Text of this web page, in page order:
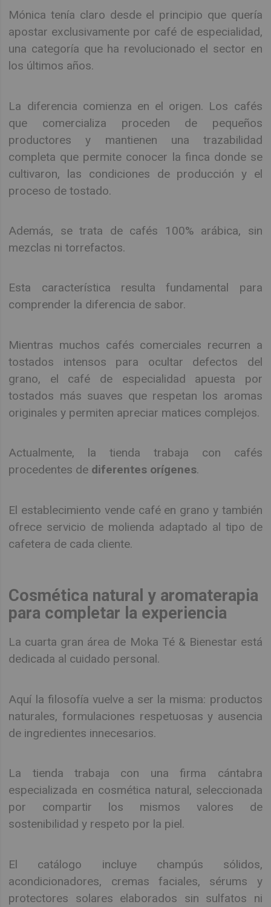
Mónica tenía claro desde el principio que quería
apostar exclusivamente por café de especialidad,
una categoría que ha revolucionado el sector en
los últimos años.
La diferencia comienza en el origen. Los cafés
que comercializa proceden de pequeños
productores y mantienen una trazabilidad
completa que permite conocer la finca donde se
cultivaron, las condiciones de producción y el
proceso de tostado.
Además, se trata de cafés 100% arábica, sin
mezclas ni torrefactos.
Esta característica resulta fundamental para
comprender la diferencia de sabor.
Mientras muchos cafés comerciales recurren a
tostados intensos para ocultar defectos del
grano, el café de especialidad apuesta por
tostados más suaves que respetan los aromas
originales y permiten apreciar matices complejos.
Actualmente, la tienda trabaja con cafés
procedentes de diferentes orígenes.
El establecimiento vende café en grano y también
ofrece servicio de molienda adaptado al tipo de
cafetera de cada cliente.
Cosmética natural y aromaterapia
para completar la experiencia
La cuarta gran área de Moka Té & Bienestar está
dedicada al cuidado personal.
Aquí la filosofía vuelve a ser la misma: productos
naturales, formulaciones respetuosas y ausencia
de ingredientes innecesarios.
La tienda trabaja con una firma cántabra
especializada en cosmética natural, seleccionada
por compartir los mismos valores de
sostenibilidad y respeto por la piel.
El catálogo incluye champús sólidos,
acondicionadores, cremas faciales, sérums y
protectores solares elaborados sin sulfatos ni